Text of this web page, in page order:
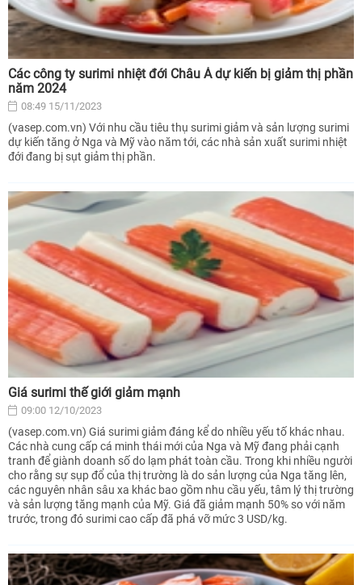
Các công ty surimi nhiệt đới Châu Á dự kiến bị giảm thị phần
năm 2024
08:49 15/11/2023
(vasep.com.vn) Với nhu cầu tiêu thụ surimi giảm và sản lượng surimi
dự kiến tăng ở Nga và Mỹ vào năm tới, các nhà sản xuất surimi nhiệt
đới đang bị sụt giảm thị phần.
Giá surimi thế giới giảm mạnh
09:00 12/10/2023
(vasep.com.vn) Giá surimi giảm đáng kể do nhiều yếu tố khác nhau.
Các nhà cung cấp cá minh thái mới của Nga và Mỹ đang phải cạnh
tranh để giành doanh số do lạm phát toàn cầu. Trong khi nhiều người
cho rằng sự sụp đổ của thị trường là do sản lượng của Nga tăng lên,
các nguyên nhân sâu xa khác bao gồm nhu cầu yếu, tâm lý thị trường
và sản lượng tăng mạnh của Mỹ. Giá đã giảm mạnh 50% so với năm
trước, trong đó surimi cao cấp đã phá vỡ mức 3 USD/kg.